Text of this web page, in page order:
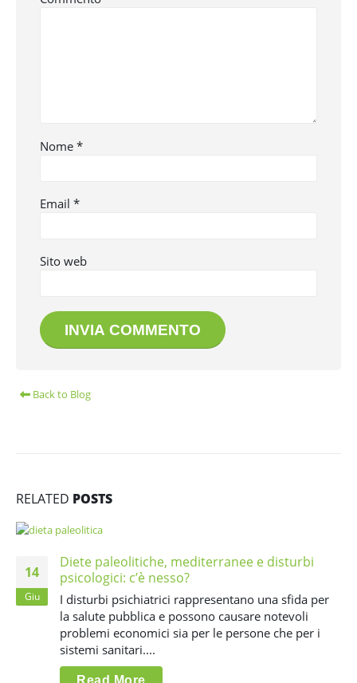
Nome *
Email *
Sito web
Back to Blog
RELATED POSTS
14
Giu
Diete paleolitiche, mediterranee e disturbi
psicologici: c’è nesso?
I disturbi psichiatrici rappresentano una sfida per
la salute pubblica e possono causare notevoli
problemi economici sia per le persone che per i
sistemi sanitari....
Read More